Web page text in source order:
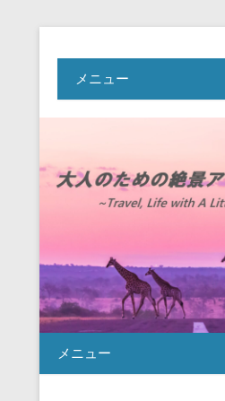
大人のための絶
メニュー
メニュー